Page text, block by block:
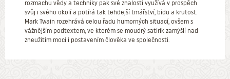
rozmachu vědy a techniky pak své znalosti využívá v prospěch
svůj i svého okolí a potírá tak tehdejší tmářství, bídu a krutost.
Mark Twain rozehrává celou řadu humorných situací, ovšem s
vážnějším podtextem, ve kterém se moudrý satirik zamýšlí nad
zneužitím moci i postavením člověka ve společnosti.